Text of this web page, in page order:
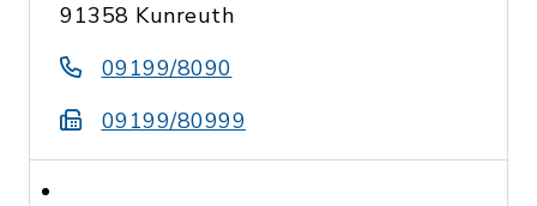
91358 Kunreuth
09199/8090
09199/80999